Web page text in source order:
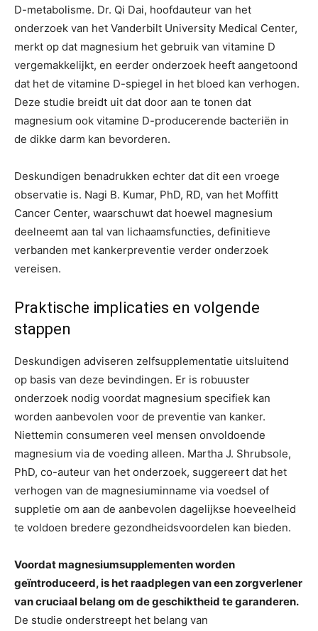
D-metabolisme. Dr. Qi Dai, hoofdauteur van het
onderzoek van het Vanderbilt University Medical Center,
merkt op dat magnesium het gebruik van vitamine D
vergemakkelijkt, en eerder onderzoek heeft aangetoond
dat het de vitamine D-spiegel in het bloed kan verhogen.
Deze studie breidt uit dat door aan te tonen dat
magnesium ook vitamine D-producerende bacteriën in
de dikke darm kan bevorderen.
Deskundigen benadrukken echter dat dit een vroege
observatie is. Nagi B. Kumar, PhD, RD, van het Moffitt
Cancer Center, waarschuwt dat hoewel magnesium
deelneemt aan tal van lichaamsfuncties, definitieve
verbanden met kankerpreventie verder onderzoek
vereisen.
Praktische implicaties en volgende
stappen
Deskundigen adviseren zelfsupplementatie uitsluitend
op basis van deze bevindingen. Er is robuuster
onderzoek nodig voordat magnesium specifiek kan
worden aanbevolen voor de preventie van kanker.
Niettemin consumeren veel mensen onvoldoende
magnesium via de voeding alleen. Martha J. Shrubsole,
PhD, co-auteur van het onderzoek, suggereert dat het
verhogen van de magnesiuminname via voedsel of
suppletie om aan de aanbevolen dagelijkse hoeveelheid
te voldoen bredere gezondheidsvoordelen kan bieden.
Voordat magnesiumsupplementen worden
geïntroduceerd, is het raadplegen van een zorgverlener
van cruciaal belang om de geschiktheid te garanderen.
De studie onderstreept het belang van